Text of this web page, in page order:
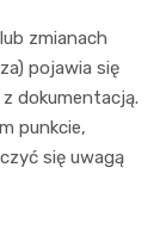
zmianach
pojawia się
dokumentacją.
punkcie,
się uwagą